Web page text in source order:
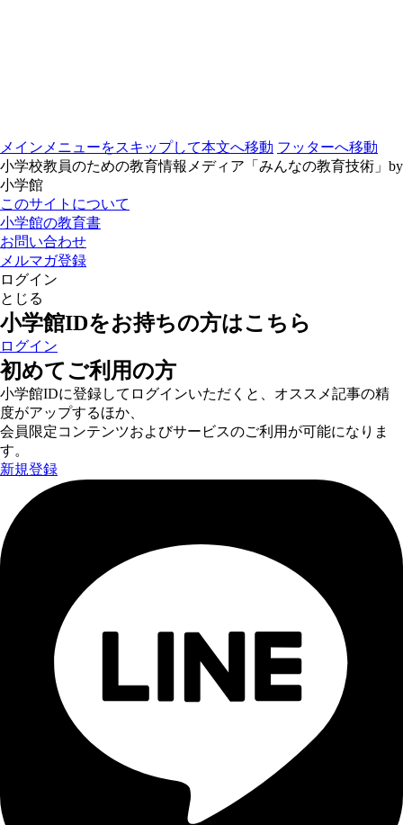
メインメニューをスキップして本文へ移動 フッターへ移動
小学校教員のための教育情報メディア「みんなの教育技術」by
小学館
このサイトについて
小学館の教育書
お問い合わせ
メルマガ登録
ログイン
とじる
小学館IDをお持ちの方はこちら
ログイン
初めてご利用の方
小学館IDに登録してログインいただくと、オススメ記事の精
度がアップするほか、
会員限定コンテンツおよびサービスのご利用が可能になりま
す。
新規登録